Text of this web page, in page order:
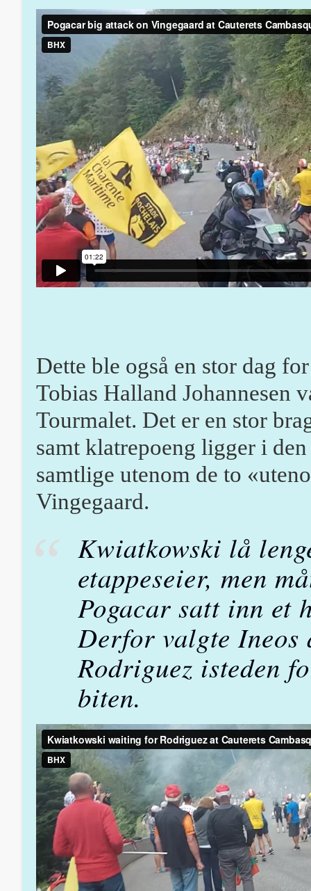
Dette ble også en stor dag
Tobias Halland Johannesen
Tourmalet. Det er en stor
samt klatrepoeng ligger i
samtlige utenom de to
Vingegaard.
Kwiatkowski lå
etappeseier, men
Pogacar satt inn et
Derfor valgte Ineos
Rodriguez isteden
biten.